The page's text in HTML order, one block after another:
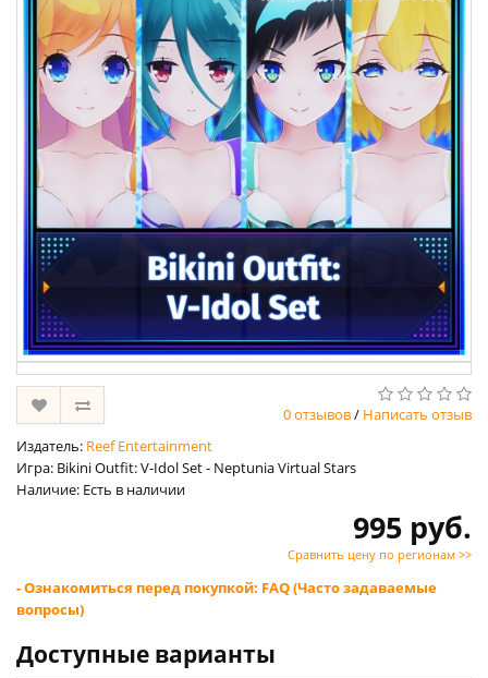
0 отзывов/ Написать отзыв
Издатель: Reef Entertainment
Игра: Bikini Outfit: V-Idol Set - Neptunia Virtual Stars
Наличие: Есть в наличии
995 руб.
Сравнить цену по регионам >>
- Ознакомиться перед покупкой: FAQ (Часто задаваемые
вопросы)
Доступные варианты